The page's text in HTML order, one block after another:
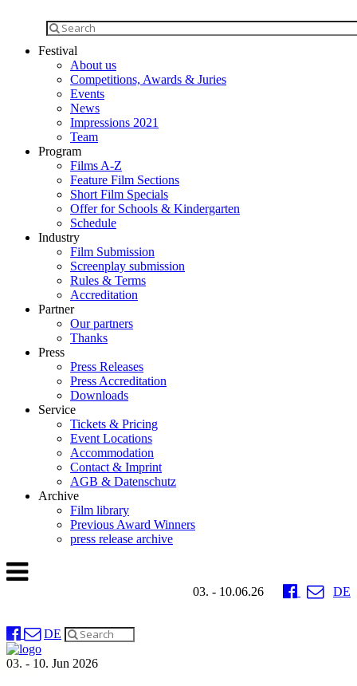
Festival
About us
Competitions, Awards & Juries
Events
News
Impressions 2021
Team
Program
Films A-Z
Feature Film Sections
Short Film Specials
Offer for Schools & Kindergarten
Schedule
Industry
Film Submission
Screenplay submission
Rules & Terms
Accreditation
Partner
Our partners
Thanks
Press
Press Releases
Press Accreditation
Downloads
Service
Tickets & Pricing
Event Locations
Accommodation
Contact & Imprint
AGB & Datenschutz
Archive
Film library
Previous Award Winners
press release archive
03. - 10.06.26 DE
DE
03. - 10. Jun 2026